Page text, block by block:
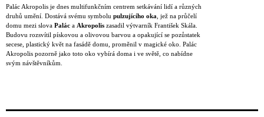
Palác Akropolis je dnes multifunkčním centrem setkávání lidí a různých
druhů umění. Dostává svému symbolu pulzujícího oka , jež na průčelí
domu mezi slova Palác a Akropolis zasadil výtvarník František Skála.
Budovu rozsvítil pískovou a olivovou barvou a opakující se pozůstatek
secese, plastický květ na fasádě domu, proměnil v magické oko. Palác
Akropolis pozorně jako toto oko vybírá doma i ve světě, co nabídne
svým návštěvníkům.